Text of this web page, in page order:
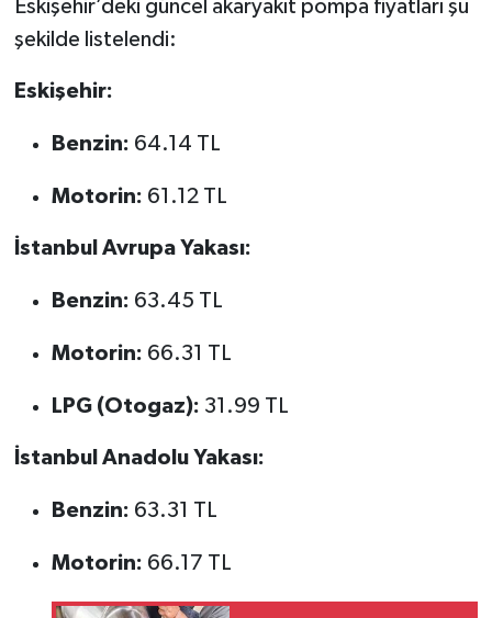
Eskişehir’deki güncel akaryakıt pompa fiyatları şu
şekilde listelendi:
Eskişehir:
Benzin: 64.14 TL
Motorin: 61.12 TL
İstanbul Avrupa Yakası:
Benzin: 63.45 TL
Motorin: 66.31 TL
LPG (Otogaz): 31.99 TL
İstanbul Anadolu Yakası:
Benzin: 63.31 TL
Motorin: 66.17 TL